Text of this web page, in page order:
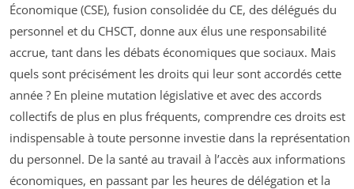
Économique (CSE), fusion consolidée du CE, des délégués du
personnel et du CHSCT, donne aux élus une responsabilité
accrue, tant dans les débats économiques que sociaux. Mais
quels sont précisément les droits qui leur sont accordés cette
année ? En pleine mutation législative et avec des accords
collectifs de plus en plus fréquents, comprendre ces droits est
indispensable à toute personne investie dans la représentation
du personnel. De la santé au travail à l’accès aux informations
économiques, en passant par les heures de délégation et la